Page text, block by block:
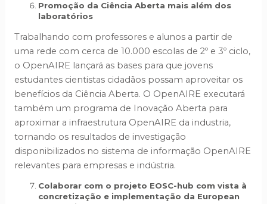
Promoção da Ciência Aberta mais além dos
laboratórios
Trabalhando com professores e alunos a partir de
uma rede com cerca de 10.000 escolas de 2º e 3º ciclo,
o OpenAIRE lançará as bases para que jovens
estudantes cientistas cidadãos possam aproveitar os
benefícios da Ciência Aberta. O OpenAIRE executará
também um programa de Inovação Aberta para
aproximar a infraestrutura OpenAIRE da industria,
tornando os resultados de investigação
disponibilizados no sistema de informação OpenAIRE
relevantes para empresas e indústria.
Colaborar com o projeto EOSC-hub com vista à
concretização e implementação da European